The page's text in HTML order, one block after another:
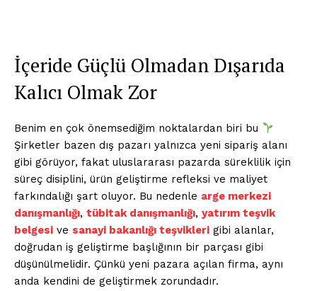
İçeride Güçlü Olmadan Dışarıda
Kalıcı Olmak Zor
Benim en çok önemsediğim noktalardan biri bu
Şirketler bazen dış pazarı yalnızca yeni sipariş alanı
gibi görüyor, fakat uluslararası pazarda süreklilik için
süreç disiplini, ürün geliştirme refleksi ve maliyet
farkındalığı şart oluyor. Bu nedenle arge merkezi
danışmanlığı, tübitak danışmanlığı, yatırım teşvik
belgesi ve sanayi bakanlığı teşvikleri gibi alanlar,
doğrudan iş geliştirme başlığının bir parçası gibi
düşünülmelidir. Çünkü yeni pazara açılan firma, aynı
anda kendini de geliştirmek zorundadır.